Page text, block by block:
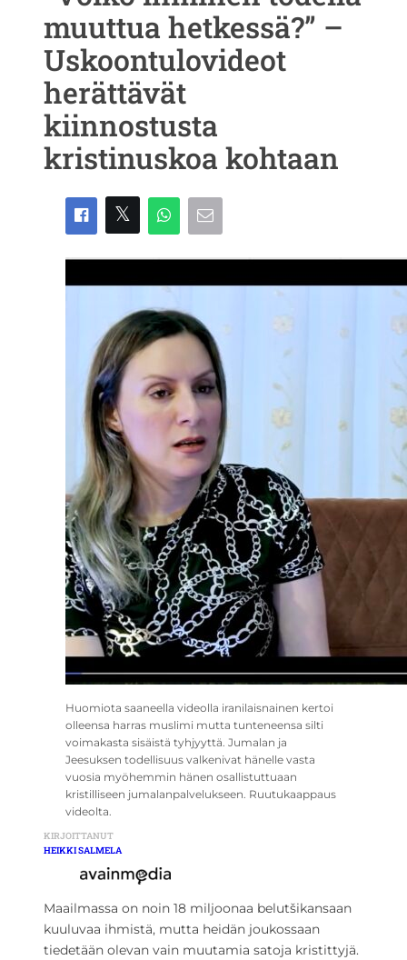
muuttua hetkessä?” –
Uskoontulovideot
herättävät
kiinnostusta
kristinuskoa kohtaan
Huomiota saaneella videolla iranilaisnainen kertoi
olleensa harras muslimi mutta tunteneensa silti
voimakasta sisäistä tyhjyyttä. Jumalan ja
Jeesuksen todellisuus valkenivat hänelle vasta
vuosia myöhemmin hänen osallistuttuaan
kristilliseen jumalanpalvelukseen. Ruutukaappaus
videolta.
KIRJOITTANUT
HEIKKI SALMELA
Maailmassa on noin 18 miljoonaa belutšikansaan
kuuluvaa ihmistä, mutta heidän joukossaan
tiedetään olevan vain muutamia satoja kristittyjä.